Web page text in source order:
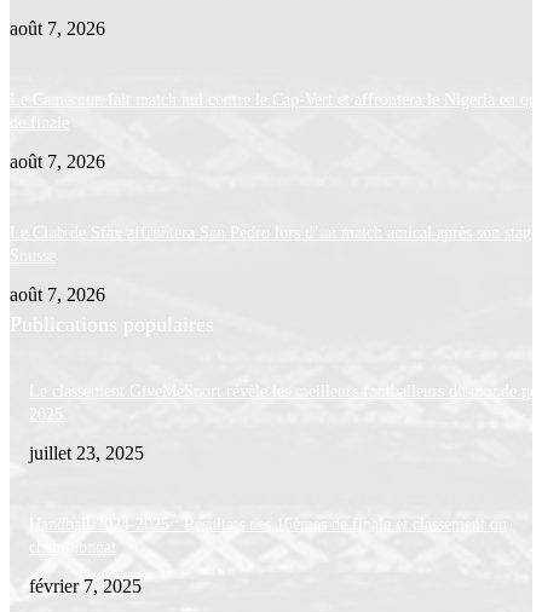
août 7, 2026
Le Cameroun fait match nul contre le Cap-Vert et affrontera le Nigeria en
de finale
août 7, 2026
Le Club de Sfax affrontera San Pedro lors d’un match amical après son stage
Sousse
août 7, 2026
Publications populaires
Le classement GiveMeSport révèle les meilleurs footballeurs du monde
juillet 23, 2025
Handball 2024-2025 : Résultats des 16èmes de finale et classement du
championnat
février 7, 2025